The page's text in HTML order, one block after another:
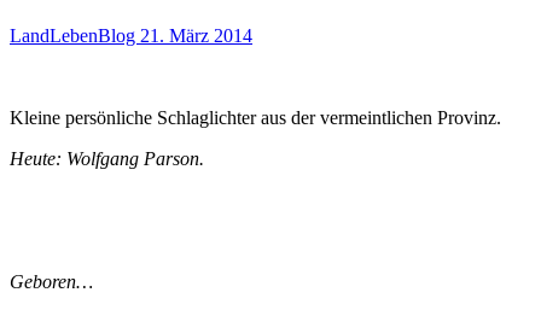
LandLebenBlog 21. März 2014
Kleine persönliche Schlaglichter aus der vermeintlichen Provinz.
Heute: Wolfgang Parson.
Geboren…